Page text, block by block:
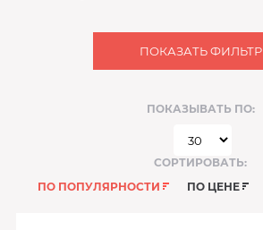
ПОКАЗАТЬ ФИЛЬТР
ПОКАЗЫВАТЬ ПО:
СОРТИРОВАТЬ:
ПО ПОПУЛЯРНОСТИ
ПО ЦЕНЕ